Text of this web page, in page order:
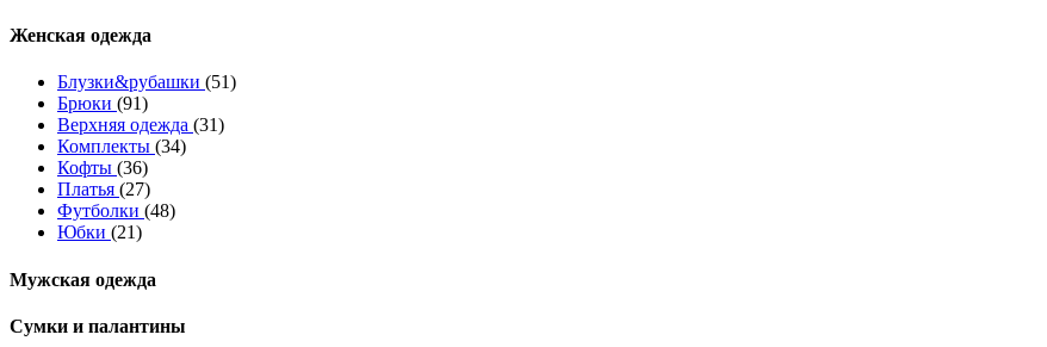
Женская одежда
Блузки&рубашки (51)
Брюки (91)
Верхняя одежда (31)
Комплекты (34)
Кофты (36)
Платья (27)
Футболки (48)
Юбки (21)
Мужская одежда
Сумки и палантины